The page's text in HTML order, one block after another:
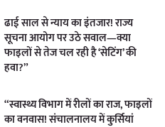
ढाई साल से न्याय का इंतजार! राज्य
सूचना आयोग पर उठे सवाल—क्या
फाइलों से तेज चल रही है ‘सेटिंग’ की
हवा?”
“स्वास्थ्य विभाग में रीलों का राज, फाइलों
का वनवास! संचालनालय में कुर्सियां